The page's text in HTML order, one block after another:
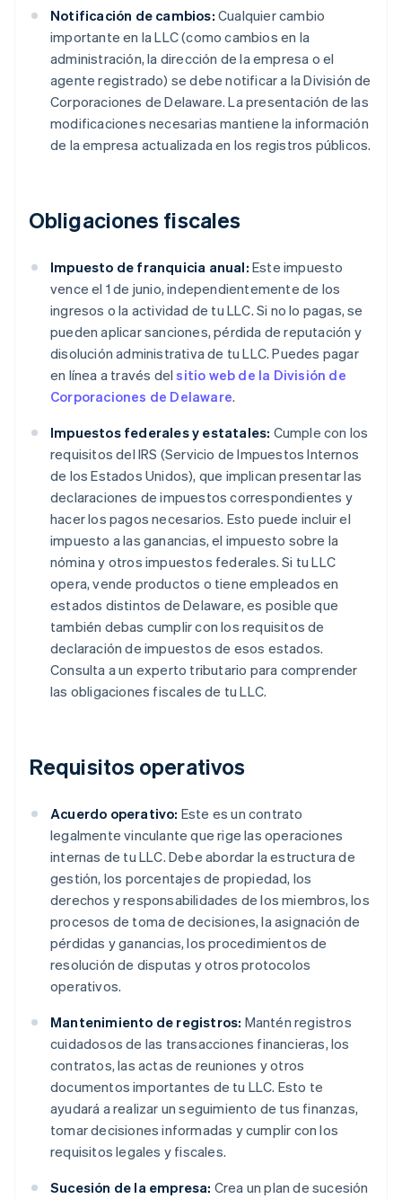
Notificación de cambios: Cualquier cambio
importante en la LLC (como cambios en la
administración, la dirección de la empresa o el
agente registrado) se debe notificar a la División de
Corporaciones de Delaware. La presentación de las
modificaciones necesarias mantiene la información
de la empresa actualizada en los registros públicos.
Obligaciones fiscales
Impuesto de franquicia anual: Este impuesto
vence el 1 de junio, independientemente de los
ingresos o la actividad de tu LLC. Si no lo pagas, se
pueden aplicar sanciones, pérdida de reputación y
disolución administrativa de tu LLC. Puedes pagar
en línea a través delsitio web de la División de
Corporaciones de Delaware.
Impuestos federales y estatales: Cumple con los
requisitos del IRS (Servicio de Impuestos Internos
de los Estados Unidos), que implican presentar las
declaraciones de impuestos correspondientes y
hacer los pagos necesarios. Esto puede incluir el
impuesto a las ganancias, el impuesto sobre la
nómina y otros impuestos federales. Si tu LLC
opera, vende productos o tiene empleados en
estados distintos de Delaware, es posible que
también debas cumplir con los requisitos de
declaración de impuestos de esos estados.
Consulta a un experto tributario para comprender
las obligaciones fiscales de tu LLC.
Requisitos operativos
Acuerdo operativo: Este es un contrato
legalmente vinculante que rige las operaciones
internas de tu LLC. Debe abordar la estructura de
gestión, los porcentajes de propiedad, los
derechos y responsabilidades de los miembros, los
procesos de toma de decisiones, la asignación de
pérdidas y ganancias, los procedimientos de
resolución de disputas y otros protocolos
operativos.
Mantenimiento de registros: Mantén registros
cuidadosos de las transacciones financieras, los
contratos, las actas de reuniones y otros
documentos importantes de tu LLC. Esto te
ayudará a realizar un seguimiento de tus finanzas,
tomar decisiones informadas y cumplir con los
requisitos legales y fiscales.
Sucesión de la empresa: Crea un plan de sucesión